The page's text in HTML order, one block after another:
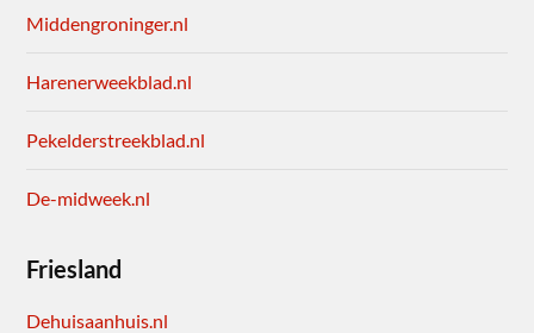
Middengroninger.nl
Harenerweekblad.nl
Pekelderstreekblad.nl
De-midweek.nl
Friesland
Dehuisaanhuis.nl